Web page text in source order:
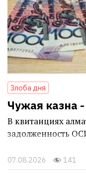
Злоба дня
Чужая казна
В квитанциях
задолженность
07.08.2026 141